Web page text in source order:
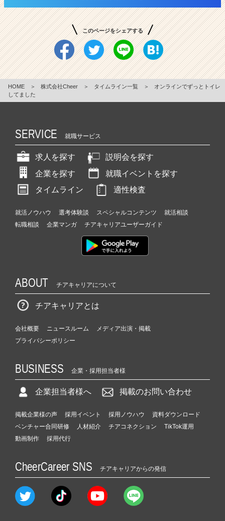
このページをシェアする
HOME ＞ 株式会社Cheer ＞ タイムライン一覧 ＞
オンラインでずっとトイレ
してました
SERVICE 就職サービス
求人を探す
説明会を探す
企業を探す
就職イベントを探す
タイムライン
適性検査
就活ノウハウ 選考体験談 スペシャルコンテンツ
就活相談
転職相談
企業マンガ チアキャリアユーザーガイド
ABOUT チアキャリアについて
チアキャリアとは
会社概要 ニュースルーム
メディア出演・掲載
プライバシーポリシー
BUSINESS 企業・採用担当者様
企業担当者様へ 掲載のお問い合わせ
掲載企業様の声 採用イベント 採用ノウハウ
資料ダウンロード
ベンチャー合同研修
人材紹介 チアコネクション
TikTok運用
動画制作
採用代行
CheerCareer SNS チアキャリアからの発信